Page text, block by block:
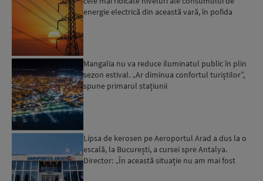
energie electrică din această vară, în pofida
Mangalia nu va reduce iluminatul public în plin
sezon estival. „Ar diminua confortul turiștilor”,
spune primarul stațiunii
Lipsa de kerosen pe Aeroportul Arad a dus la o
escală, la București, a cursei spre Antalya.
Director: „În această situație nu am mai fost